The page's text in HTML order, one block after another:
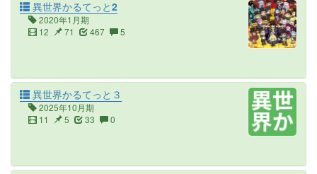
異世界かるてっと2
2020年1月期
12
71 467 5
異世界かるてっと３
2025年10月期
11
5 33 0